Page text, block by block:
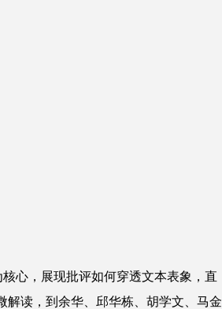
心，展现批评如何穿透文本表象，直
解读，到余华、邱华栋、胡学文、马金